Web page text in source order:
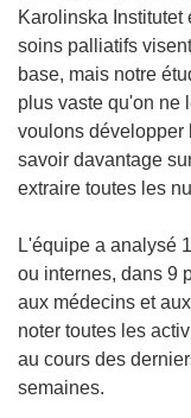
Karolinska Institutet
soins palliatifs
base, mais notre
plus vaste qu'on ne
voulons développer
savoir davantage
extraire toutes les
L'équipe a analysé
ou internes, dans 9
aux médecins et
noter toutes les
au cours des
semaines.